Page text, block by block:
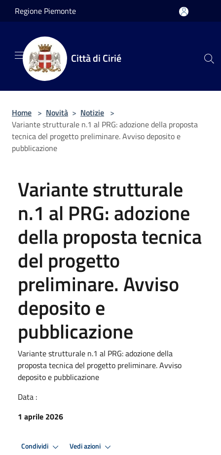
Salta al contenuto principale
Regione Piemonte
Città di Cirié
Home > Novità > Notizie >
Variante strutturale n.1 al PRG: adozione della proposta
tecnica del progetto preliminare. Avviso deposito e
pubblicazione
Variante strutturale
n.1 al PRG: adozione
della proposta tecnica
del progetto
preliminare. Avviso
deposito e
pubblicazione
Variante strutturale n.1 al PRG: adozione della
proposta tecnica del progetto preliminare. Avviso
deposito e pubblicazione
Data :
1 aprile 2026
Condividi Vedi azioni